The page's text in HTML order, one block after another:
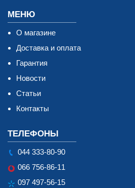
МЕНЮ
О магазине
Доставка и оплата
Гарантия
Новости
Статьи
Контакты
ТЕЛЕФОНЫ
044 333-80-90
066 756-86-11
097 497-56-15